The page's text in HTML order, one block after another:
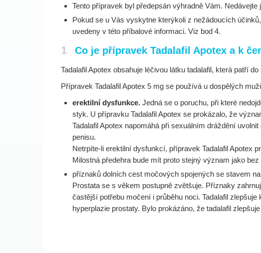
Tento přípravek byl předepsán výhradně Vám.
Pokud se u Vás vyskytne kterýkoli z nežádoucích
uvedeny v této příbalové informaci. Viz bod 4.
1 Co je přípravek Tadalafil Apotex a k
Tadalafil Apotex obsahuje léčivou látku tadalafil, která patří
Přípravek Tadalafil Apotex 5 mg se používá u dospělých
erektilní dysfunkce.Jedná se o poruchu, při které
styk. U přípravku Tadalafil Apotex se prokázalo, že
Tadalafil Apotex napomáhá při sexuálním dráždění
penisu.
Netrpíte-li erektilní dysfunkcí, přípravek Tadalafil Apotex
Milostná předehra bude mít proto stejný význam jako
příznaků dolních cest močových spojených se stavem
Prostata se s věkem postupně zvětšuje. Příznaky
častější potřebu močení i průběhu noci. Tadalafil
hyperplazie prostaty. Bylo prokázáno, že tadalafil